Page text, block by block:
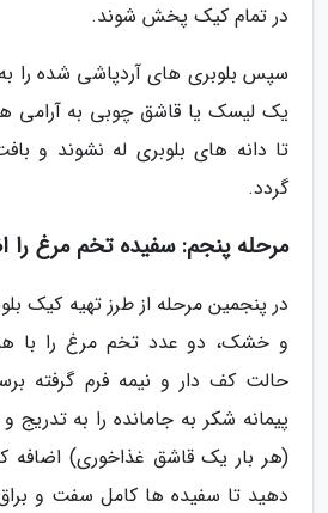
در تمام کیک پخش شوند.
سپس بلوبری های آردپاشی شده را به
یک لیسک یا قاشق چوبی به آرامی
تا دانه های بلوبری له نشوند و
گردد.
مرحله پنجم: سفیده تخم مرغ را
در پنجمین مرحله از طرز تهیه کیک
و خشک، دو عدد تخم مرغ را با
حالت کف دار و نیمه فرم گرفته
پیمانه شکر به جامانده را به
(هر بار یک قاشق غذاخوری) اضافه
دهید تا سفیده ها کامل سفت و